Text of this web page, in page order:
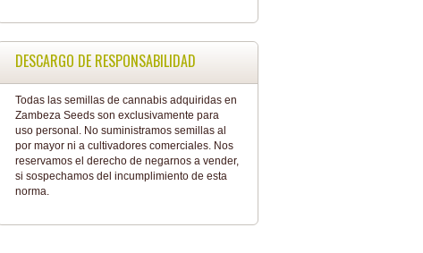
DESCARGO DE RESPONSABILIDAD
Todas las semillas de cannabis adquiridas en
Zambeza Seeds son exclusivamente para
uso personal. No suministramos semillas al
por mayor ni a cultivadores comerciales. Nos
reservamos el derecho de negarnos a vender,
si sospechamos del incumplimiento de esta
norma.